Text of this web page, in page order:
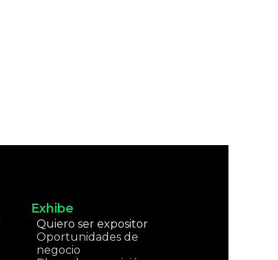
Exhibe
Quiero ser expositor
Oportunidades de
negocio